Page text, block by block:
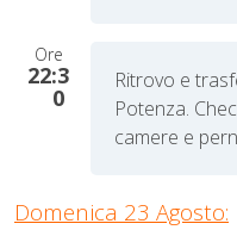
Ore
22:3
0
Ritrovo e
Potenza.
camere e
Domenica 23 Agosto: